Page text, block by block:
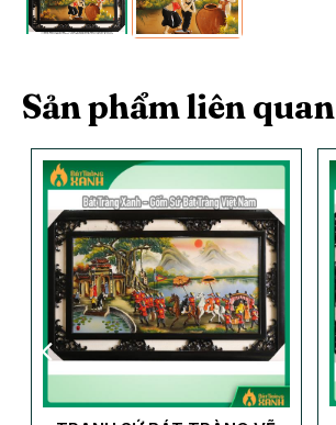
Sản phẩm liên quan